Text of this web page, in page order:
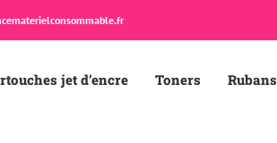
jet d’encre Toners Rubans